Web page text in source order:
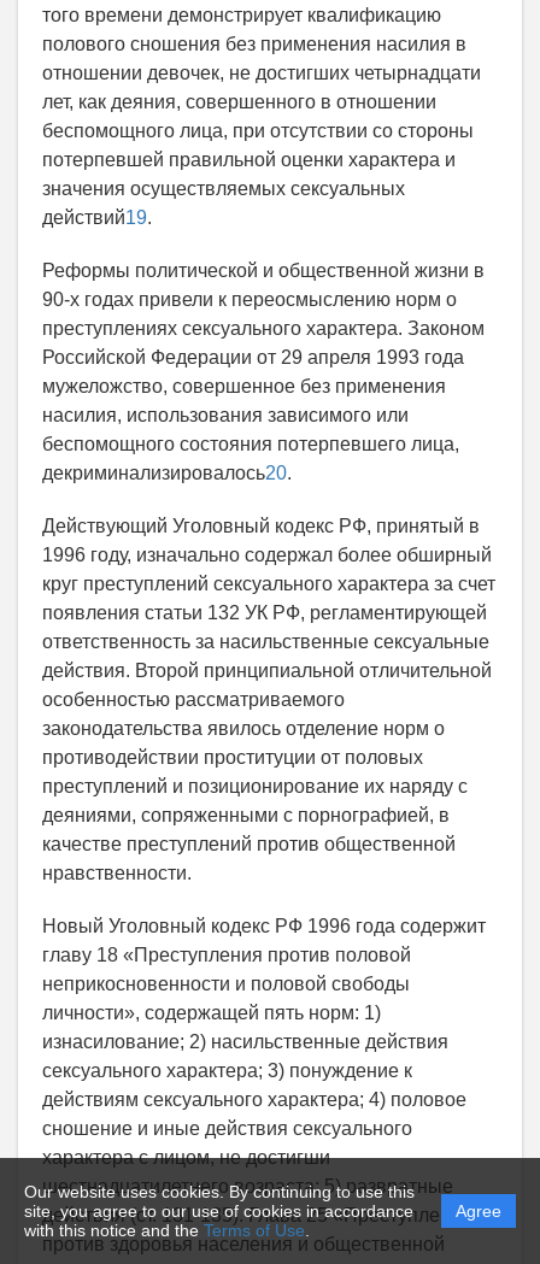
Our website uses cookies. By continuing to use this
site, you agree to our use of cookies in accordance
with this notice and the Terms of Use
Agree
того времени демонстрирует квалификацию
полового сношения без применения насилия в
отношении девочек, не достигших четырнадцати
лет, как деяния, совершенного в отношении
беспомощного лица, при отсутствии со стороны
потерпевшей правильной оценки характера и
значения осуществляемых сексуальных
действий19.
Реформы политической и общественной жизни в
90-х годах привели к переосмыслению норм о
преступлениях сексуального характера. Законом
Российской Федерации от 29 апреля 1993 года
мужеложство, совершенное без применения
насилия, использования зависимого или
беспомощного состояния потерпевшего лица,
декриминализировалось20.
Действующий Уголовный кодекс РФ, принятый в
1996 году, изначально содержал более обширный
круг преступлений сексуального характера за счет
появления статьи 132 УК РФ, регламентирующей
ответственность за насильственные сексуальные
действия. Второй принципиальной отличительной
особенностью рассматриваемого
законодательства явилось отделение норм о
противодействии проституции от половых
преступлений и позиционирование их наряду с
деяниями, сопряженными с порнографией, в
качестве преступлений против общественной
нравственности.
Новый Уголовный кодекс РФ 1996 года содержит
главу 18 «Преступления против половой
неприкосновенности и половой свободы
личности», содержащей пять норм: 1)
изнасилование; 2) насильственные действия
сексуального характера; 3) понуждение к
действиям сексуального характера; 4) половое
сношение и иные действия сексуального
характера с лицом, не достигши
шестнадцатилетнего возраста; 5) развратные
действия (ст. 131-135). Глава 25 «Преступления
против здоровья населения и общественной